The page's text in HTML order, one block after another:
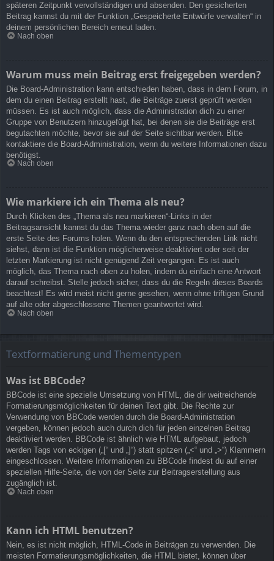
späteren Zeitpunkt vervollständigen und absenden. Den gesicherten
Beitrag kannst du mit der Funktion „Gespeicherte Entwürfe verwalten“ in
deinem persönlichen Bereich erneut laden.
Nach oben
Warum muss mein Beitrag erst freigegeben werden?
Die Board-Administration kann entschieden haben, dass in dem Forum, in
dem du einen Beitrag erstellt hast, die Beiträge zuerst geprüft werden
müssen. Es ist auch möglich, dass die Administration dich zu einer
Gruppe von Benutzern hinzugefügt hat, bei denen sie die Beiträge erst
begutachten möchte, bevor sie auf der Seite sichtbar werden. Bitte
kontaktiere die Board-Administration, wenn du weitere Informationen dazu
benötigst.
Nach oben
Wie markiere ich ein Thema als neu?
Durch Klicken des „Thema als neu markieren“-Links in der
Beitragsansicht kannst du das Thema wieder ganz nach oben auf die
erste Seite des Forums holen. Wenn du den entsprechenden Link nicht
siehst, dann ist die Funktion möglicherweise deaktiviert oder seit der
letzten Markierung ist nicht genügend Zeit vergangen. Es ist auch
möglich, das Thema nach oben zu holen, indem du einfach eine Antwort
darauf schreibst. Stelle jedoch sicher, dass du die Regeln dieses Boards
beachtest! Es wird meist nicht gerne gesehen, wenn ohne triftigen Grund
auf alte oder abgeschlossene Themen geantwortet wird.
Nach oben
Textformatierung und Thementypen
Was ist BBCode?
BBCode ist eine spezielle Umsetzung von HTML, die dir weitreichende
Formatierungsmöglichkeiten für deinen Text gibt. Die Rechte zur
Verwendung von BBCode werden durch die Board-Administration
vergeben, können jedoch auch durch dich für jeden einzelnen Beitrag
deaktiviert werden. BBCode ist ähnlich wie HTML aufgebaut, jedoch
werden Tags von eckigen („[“ und „]“) statt spitzen („<“ und „>“) Klammern
eingeschlossen. Weitere Informationen zu BBCode findest du auf einer
speziellen Hilfe-Seite, die von der Seite zur Beitragserstellung aus
zugänglich ist.
Nach oben
Kann ich HTML benutzen?
Nein, es ist nicht möglich, HTML-Code in Beiträgen zu verwenden. Die
meisten Formatierungsmöglichkeiten, die HTML bietet, können über